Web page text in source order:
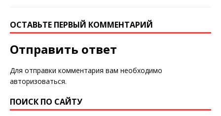
ОСТАВЬТЕ ПЕРВЫЙ КОММЕНТАРИЙ
Отправить ответ
Для отправки комментария вам необходимо
авторизоваться.
ПОИСК ПО САЙТУ